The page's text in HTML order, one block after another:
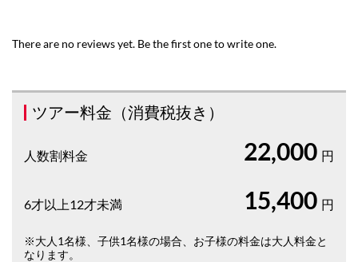
There are no reviews yet. Be the first one to write one.
ツアー料金（消費税抜き）
人数割料金 22,000 円
6才以上12才未満 15,400 円
※大人1名様、子供1名様の場合、お子様の料金は大人料金と
なります。